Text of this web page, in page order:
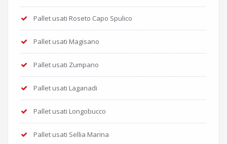
Pallet usati Roseto Capo Spulico
Pallet usati Magisano
Pallet usati Zumpano
Pallet usati Laganadi
Pallet usati Longobucco
Pallet usati Sellia Marina